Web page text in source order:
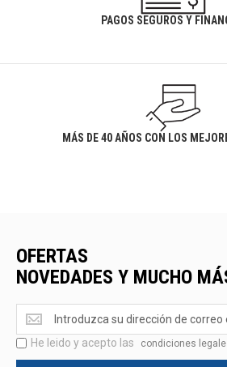
PAGOS SEGUROS Y
MÁS DE 40 AÑOS CON LOS
OFERTAS
NOVEDADES Y MUCHO
Ofertas
<br>Novedades
y
mucho
He leido y acepto las condiciones